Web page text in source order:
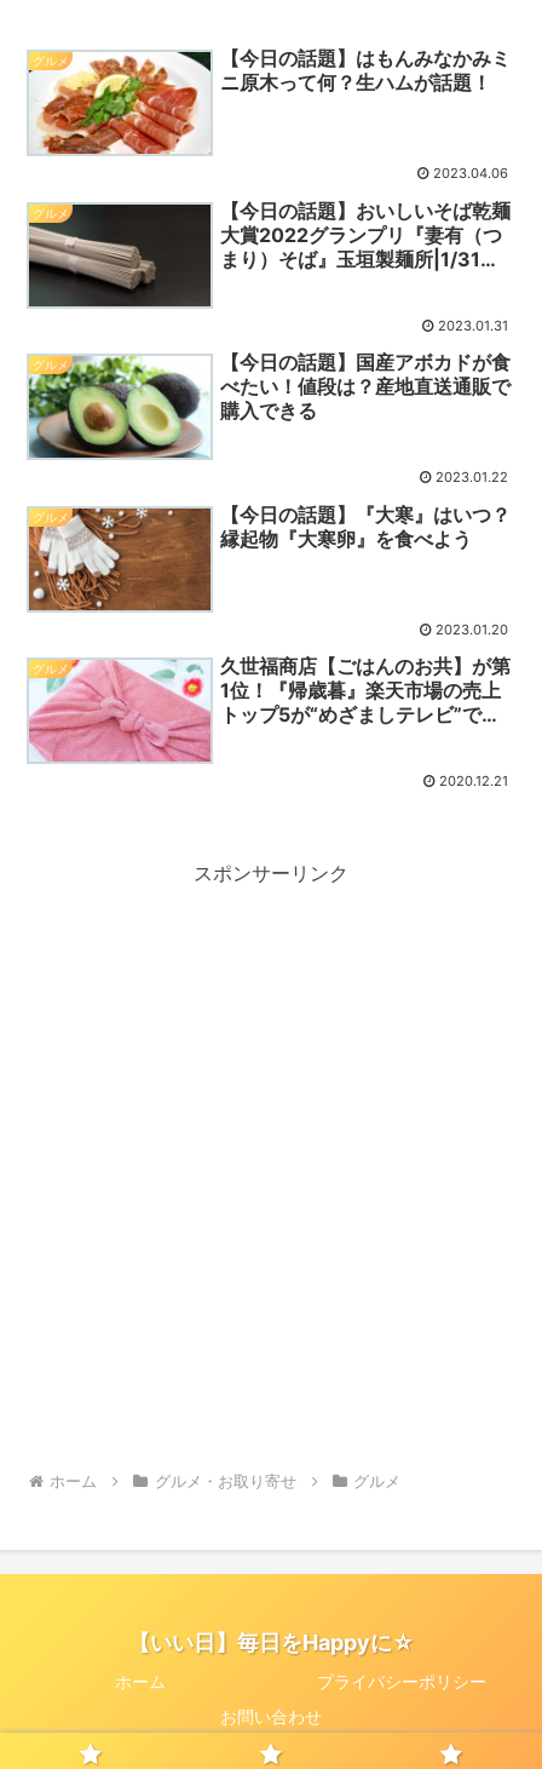
グルメ
【今日の話題】はもんみなかみミ
ニ原木って何？生ハムが話題！
2023.04.06
グルメ
【今日の話題】おいしいそば乾麺
大賞2022グランプリ『妻有（つ
まり）そば』玉垣製麺所|1/31は
2023.01.31
グルメ
【今日の話題】国産アボカドが食
べたい！値段は？産地直送通販で
購入できる
2023.01.22
グルメ
【今日の話題】『大寒』はいつ？
縁起物『大寒卵』を食べよう
2023.01.20
グルメ
久世福商店【ごはんのお共】が第
1位！『帰歳暮』楽天市場の売上
トップ5が“めざましテレビ”で紹
2020.12.21
スポンサーリンク
ホーム グルメ・お取り寄せ グルメ
【いい日】毎日をHappyに☆
ホーム
プライバシーポリシー
お問い合わせ
© Yu-me☆Happy.